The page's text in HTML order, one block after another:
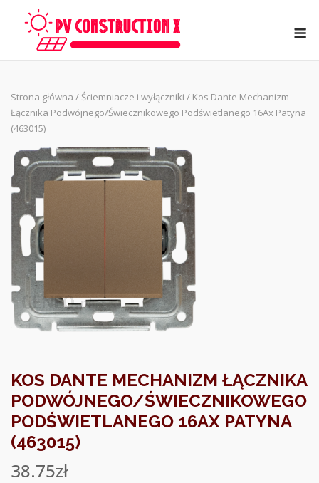
Strona główna /Ściemniacze i wyłączniki / Kos Dante Mechanizm
Łącznika Podwójnego/Świecznikowego Podświetlanego 16Ax Patyna
(463015)
KOS DANTE MECHANIZM ŁĄCZNIKA
PODWÓJNEGO/ŚWIECZNIKOWEGO
PODŚWIETLANEGO 16AX PATYNA
(463015)
38.75zł